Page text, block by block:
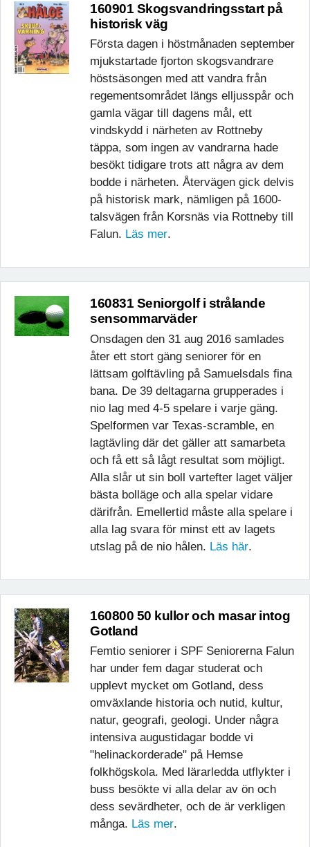
160901 Skogsvandringsstart på
historisk väg
Första dagen i höstmånaden september
mjukstartade fjorton skogsvandrare
höstsäsongen med att vandra från
regementsområdet längs elljusspår och
gamla vägar till dagens mål, ett
vindskydd i närheten av Rottneby
täppa, som ingen av vandrarna hade
besökt tidigare trots att några av dem
bodde i närheten. Återvägen gick delvis
på historisk mark, nämligen på 1600-
talsvägen från Korsnäs via Rottneby till
Falun. Läs mer.
160831 Seniorgolf i strålande
sensommarväder
Onsdagen den 31 aug 2016 samlades
åter ett stort gäng seniorer för en
lättsam golftävling på Samuelsdals fina
bana. De 39 deltagarna grupperades i
nio lag med 4-5 spelare i varje gäng.
Spelformen var Texas-scramble, en
lagtävling där det gäller att samarbeta
och få ett så lågt resultat som möjligt.
Alla slår ut sin boll vartefter laget väljer
bästa bolläge och alla spelar vidare
därifrån. Emellertid måste alla spelare i
alla lag svara för minst ett av lagets
utslag på de nio hålen. Läs här.
160800 50 kullor och masar intog
Gotland
Femtio seniorer i SPF Seniorerna Falun
har under fem dagar studerat och
upplevt mycket om Gotland, dess
omväxlande historia och nutid, kultur,
natur, geografi, geologi. Under några
intensiva augustidagar bodde vi
"helinackorderade" på Hemse
folkhögskola. Med lärarledda utflykter i
buss besökte vi alla delar av ön och
dess sevärdheter, och de är verkligen
många. Läs mer.